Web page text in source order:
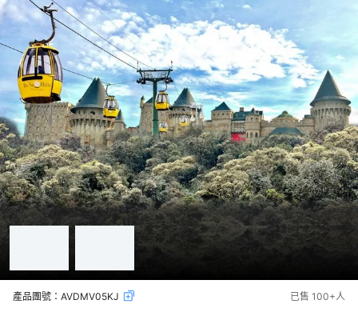
產品團號： AVDMV05KJ 已售 100+人